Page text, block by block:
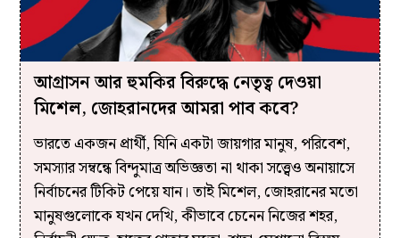
আগ্রাসন আর হুমকির বিরুদ্ধে নেতৃত্ব দেওয়া
মিশেল, জোহরানদের আমরা পাব কবে?
ভারতে একজন প্রার্থী, যিনি একটা জায়গার মানুষ, পরিবেশ,
সমস্যার সম্বন্ধে বিন্দুমাত্র অভিজ্ঞতা না থাকা সত্ত্বেও অনায়াসে
নির্বাচনের টিকিট পেয়ে যান। তাই মিশেল, জোহরানের মতো
মানুষগুলোকে যখন দেখি, কীভাবে চেনেন নিজের শহর,